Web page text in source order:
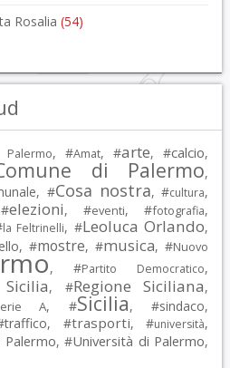
Rosalia (54)
, #Amat, #arte, #calcio,
di Palermo,
, #Cosa nostra, #cultura,
elezioni, #eventi, #fotografia,
la Feltrinelli, #Leoluca Orlando,
, #mostre, #musica, #Nuovo
, #Partito Democratico,
, #Regione Siciliana,
A, #Sicilia, #sindaco,
traffico, #trasporti, #università,
, #Università di Palermo,